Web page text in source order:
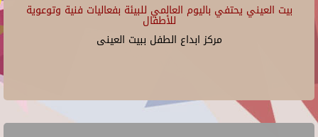
بيت العيني يحتفي باليوم العالمي للبيئة بفعاليات فنية وتوعوية
للأطفال
مركز ابداع الطفل ببيت العينى